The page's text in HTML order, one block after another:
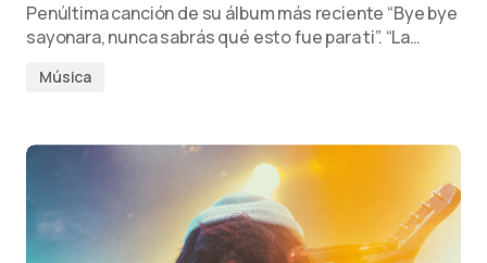
Penúltima canción de su álbum más reciente “Bye bye
sayonara, nunca sabrás qué esto fue para ti”. “La…
Música